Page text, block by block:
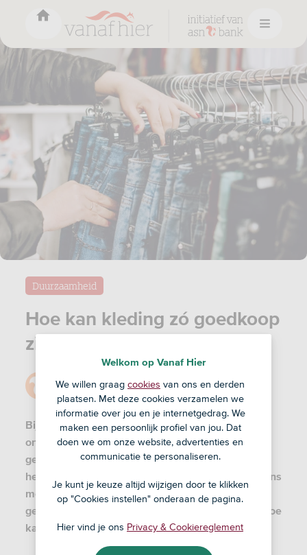
Hoe kan kleding zó goedkoop
zijn?
Duurzaamheid
DoorRedactie
18 okt '22
Bij de productie van een kledingstuk komt
ontzettend veel kijken. De stoffen moeten worden
gemaakt, ingekocht en naar de fabriek verstuurd,
het item moet in elkaar worden gezet en vervolgens
moet het kledingstuk naar de winkel worden
gebracht. En toch is fast fashion spotgoedkoop. Hoe
kan dat?
Welkom op Vanaf Hier
We willen graag cookies van ons en derden
plaatsen. Met deze cookies verzamelen we
informatie over jou en je internetgedrag. We
maken een persoonlijk profiel van jou. Dat
doen we om onze website, advertenties en
communicatie te personaliseren.
Je kunt je keuze altijd wijzigen door te klikken
op "Cookies instellen" onderaan de pagina.
Hier vind je ons Privacy & Cookiereglement